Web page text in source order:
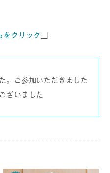
をクリック
。ご参加いただきました
ざいました